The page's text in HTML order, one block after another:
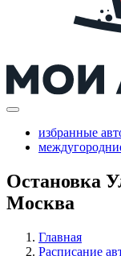
избранные
Остановка
Москва
Главная
Расписание